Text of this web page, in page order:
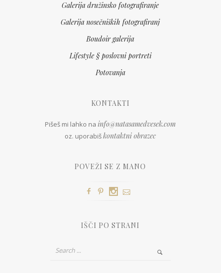
Galerija družinsko fotografiranje
Galerija nosečniških fotografiranj
Boudoir galerija
Lifestyle § poslovni portreti
Potovanja
KONTAKTI
Pišeš mi lahko nainfo@natasamedvesek.com
oz. uporabiškontaktni obrazec
POVEŽI SE Z MANO
IŠČI PO STRANI